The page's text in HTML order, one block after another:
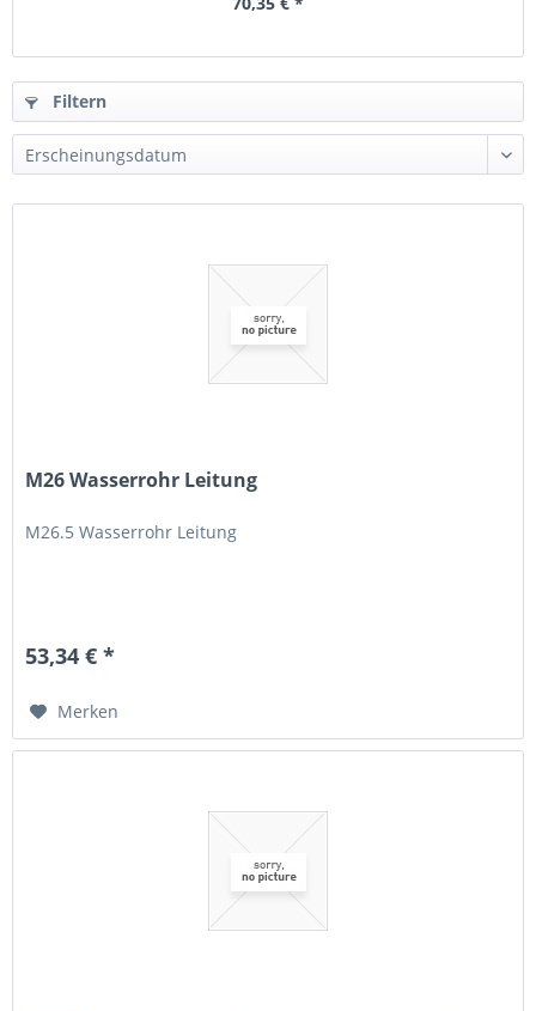
Filtern
M26 Wasserrohr Leitung
M26.5 Wasserrohr Leitung
53,34 € *
Merken